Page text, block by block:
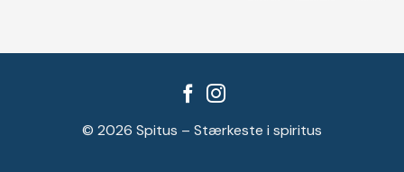
© 2026 Spitus – Stærkeste i spiritus